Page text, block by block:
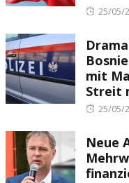
Posted
25/05/
mit
Streit
Posted
25/05/
Neue